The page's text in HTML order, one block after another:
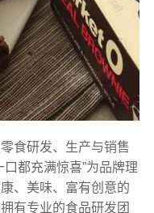
食研发、生产与销售
都充满惊喜”为品牌理
、美味、富有创意的
有专业的食品研发团